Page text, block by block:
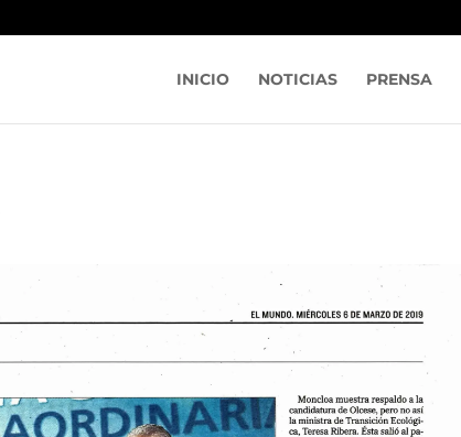
INICIO NOTICIAS PRENSA